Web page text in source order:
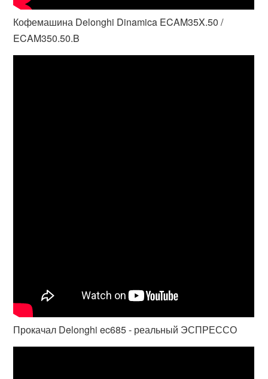
Кофемашина Delonghi Dinamica ECAM35X.50 /
ECAM350.50.B
Прокачал Delonghi ec685 - реальный ЭСПРЕССО